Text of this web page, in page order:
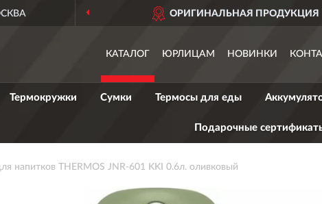
ОРИГИНАЛЬНАЯ ПРОДУКЦИЯ
КАТАЛОГ ЮРЛИЦАМ НОВИНКИ
Термокружки Сумки Термосы для еды
Подарочные
напитков THERMOS JNR-601 KKI 0.6л. оливковый